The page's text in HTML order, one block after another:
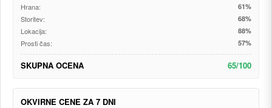
Hrana: 61%
Storitev: 68%
Lokacija: 88%
Prosti čas: 57%
SKUPNA OCENA 65/100
OKVIRNE CENE ZA 7 DNI